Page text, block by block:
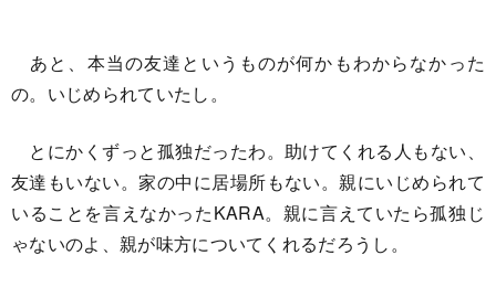
あと、本当の友達というものが何かもわからなかった
の。いじめられていたし。
とにかくずっと孤独だったわ。助けてくれる人もない、
友達もいない。家の中に居場所もない。親にいじめられて
いることを言えなかったKARA。親に言えていたら孤独じ
ゃないのよ、親が味方についてくれるだろうし。